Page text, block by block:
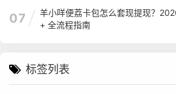
07
羊小咩便荔卡包怎么套现提现？
+ 全流程指南
标签列表